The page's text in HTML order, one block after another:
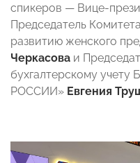
спикеров — Вице-
Председатель
развитию женского
Черкасова и
бухгалтерскому
РОССИИ» Евгения